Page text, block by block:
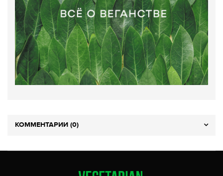
КОММЕНТАРИИ (0)